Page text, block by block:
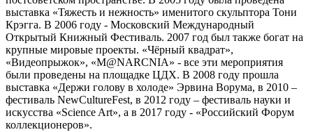
выставка «Тяжесть и нежность» именитого скульптора Тони
Крэгга. В 2006 году - Московский Международный
Открытый Книжный Фестиваль. 2007 год был также богат на
крупные мировые проекты. «Чёрный квадрат»,
«Видеопрыжок», «M@NARCNIA» - все эти мероприятия
были проведены на площадке ЦДХ. В 2008 году прошла
выставка «Держи голову в холоде» Эрвина Ворума, в 2010 –
фестиваль NewCultureFest, в 2012 году – фестиваль науки и
искусства «Science Art», а в 2017 году - «Российский Форум
коллекционеров».